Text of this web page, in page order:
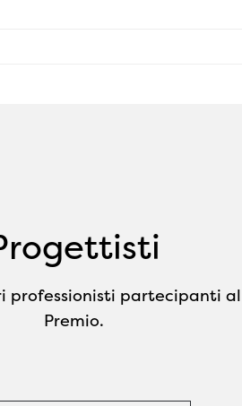
professionisti partecipanti al
Premio.